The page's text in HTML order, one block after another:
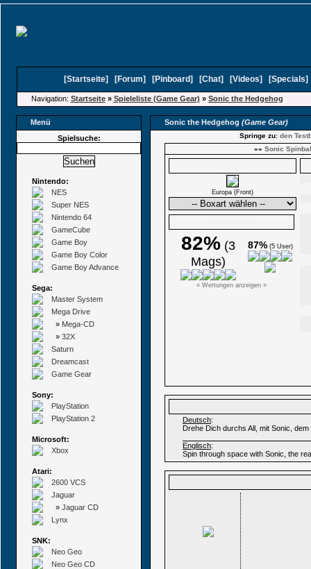
[Startseite] [Forum] [Pinboard] [Chat] [Videos] [Specials
Navigation: Startseite» Spieleliste (Game Gear) » Sonic the Hedgehog
Menü Sonic the Hedgehog (Game Gear)
Spielsuche:
Nintendo:
NES
Super NES
Nintendo 64
GameCube
Game Boy
Game Boy Color
Game Boy Advance
Sega:
Master System
Mega Drive
» Mega-CD
» 32X
Saturn
Dreamcast
Game Gear
Sony:
PlayStation
PlayStation 2
Microsoft:
Xbox
Atari:
2600 VCS
Jaguar
» Jaguar CD
Lynx
SNK:
Neo Geo
Neo Geo CD
Springe zu: den
«« Sonic
Europa (Front)
82% (3
Mags)
87% (5 User)
« Wertungen anzeigen »
Deutsch:
Drehe Dich durchs All, mit Sonic,
Englisch:
Spin through space with Sonic, the